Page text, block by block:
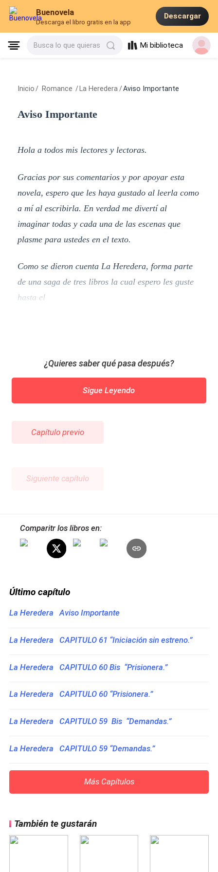
Buenovela
Descarga el libro gratis en la app
Descargar
Busca lo que quieras Mi biblioteca
Inicio / Romance / La Heredera /Aviso Importante
Aviso Importante
Hola a todos mis lectores y lectoras.
Gracias por sus comentarios y por apoyar esta
novela, espero que les haya gustado al leerla como
a mí al escribirla. En verdad me divertí al
imaginar todas y cada una de las escenas que
plasme para ustedes en el texto.
Como se dieron cuenta La Heredera, forma parte
de una saga de tres libros la cual espero les guste
hasta el
¿Quieres saber qué pasa después?
Sigue Leyendo
Capítulo previo
Siguiente capítulo
Comparitr los libros en:
Último capítulo
La Heredera Aviso Importante
La Heredera CAPITULO 61 “Iniciación sin estreno.”
La Heredera CAPITULO 60 Bis “Prisionera.”
La Heredera CAPITULO 60 “Prisionera.”
La Heredera CAPITULO 59 Bis “Demandas.”
La Heredera CAPITULO 59 “Demandas.”
Más Capítulos
También te gustarán